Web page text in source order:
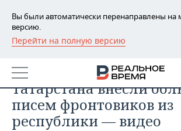
Вы были автоматически перенаправлены
версию.
Перейти на полную версию
РЕГИОНЫ
БАШКОРТОСТАН
ТАТАРСТАН
УДМУРТИЯ
НОВОСТИ
АНАЛИТИКА
НОВОСТИ АНАЛИТИКИ
ЭКОНОМИКА
В электронный архив
Татарстана внесли
писем фронтовиков из
республики — видео